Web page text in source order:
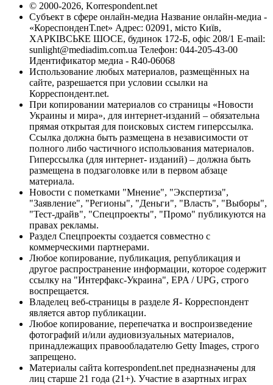
© 2000-2026, Korrespondent.net
Субъект в сфере онлайн-медиа Название онлайн-медиа -
«КореспонденТ.net» Адрес: 02091, місто Київ,
ХАРКІВСЬКЕ ШОСЕ, будинок 172-Б, офіс 208/1 E-mail:
sunlight@mediadim.com.ua Телефон: 044-205-43-00
Идентификатор медиа - R40-06068
Использование любых материалов, размещённых на
сайте, разрешается при условии ссылки на
Корреспондент.net.
При копировании материалов со страницы «Новости
Украины и мира», для интернет-изданий – обязательна
прямая открытая для поисковых систем гиперссылка.
Ссылка должна быть размещена в независимости от
полного либо частичного использования материалов.
Гиперссылка (для интернет- изданий) – должна быть
размещена в подзаголовке или в первом абзаце
материала.
Новости с пометками "Мнение", "Экспертиза",
"Заявление", "Регионы", "Деньги", "Власть", "Выборы",
"Тест-драйв", "Спецпроекты", "Промо" публикуются на
правах рекламы.
Раздел Спецпроекты создается совместно с
коммерческими партнерами.
Любое копирование, публикация, републикация и
другое распространение информации, которое содержит
ссылку на "Интерфакс-Украина", EPA / UPG, строго
воспрещается.
Владелец веб-страницы в разделе Я- Корреспондент
является автор публикации.
Любое копирование, перепечатка и воспроизведение
фотографий и/или аудиовизуальных материалов,
принадлежащих правообладателю Getty Images, строго
запрещено.
Материалы сайта korrespondent.net предназначены для
лиц старше 21 года (21+). Участие в азартных играх